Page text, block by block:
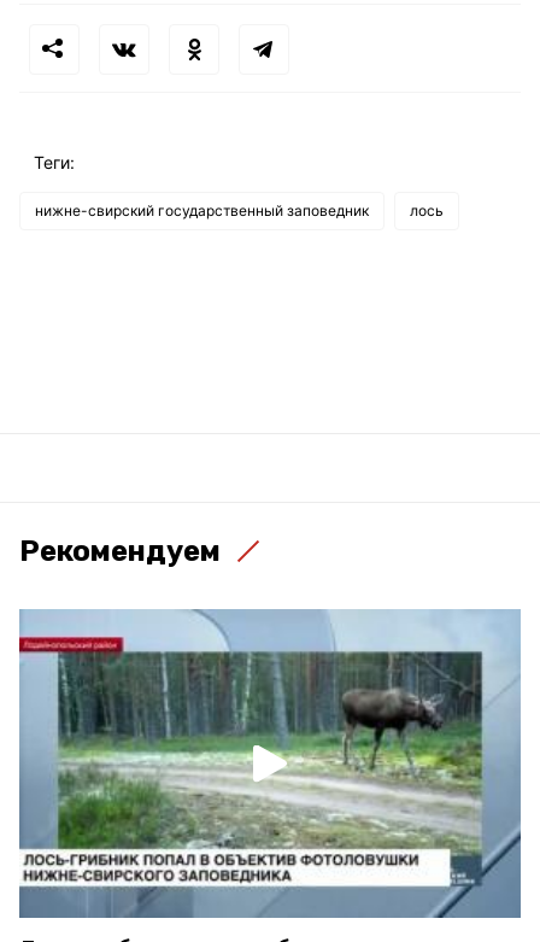
Теги:
нижне-свирский государственный заповедник лось
Рекомендуем